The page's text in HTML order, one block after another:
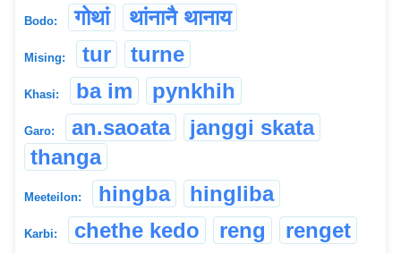
Bodo: गोथां थांनानै थानाय
Mising: tur turne
Khasi: ba im pynkhih
Garo: an.saoata
janggi skata
thanga
Meeteilon: hingba hingliba
Karbi: chethe kedo reng renget